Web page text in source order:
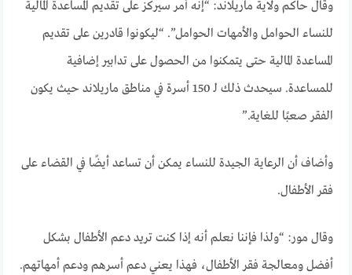
وقال حاكم ولاية ماريلاند: “إنه أمر سيركز على تقديم المساعدة المالية
للنساء الحوامل والأمهات الحوامل”. “ليكونوا قادرين على تقديم
المساعدة المالية حتى يتمكنوا من الحصول على تدابير إضافية
للمساعدة. سيحدث ذلك لـ 150 أسرة في مناطق ماريلاند حيث يكون
الفقر صعبًا للغاية.”
وأضاف أن الرعاية الجيدة للنساء يمكن أن تساعد أيضًا في القضاء على
فقر الأطفال.
وقال مور: “ولذا فإننا نعلم أنه إذا كنت تريد دعم الأطفال بشكل
أفضل ومعالجة فقر الأطفال، فهذا يعني دعم أسرهم ودعم أمهاتهم.